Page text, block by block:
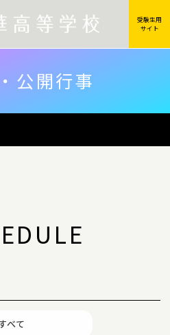
受験生用
サイト
公開行事
べて